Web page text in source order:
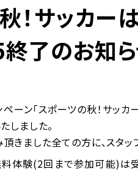
！サッカー
了のお知
ーン「スポーツの秋！サッカ
しました。
きました全ての方に、スタッ
体験(2回まで参加可能)は